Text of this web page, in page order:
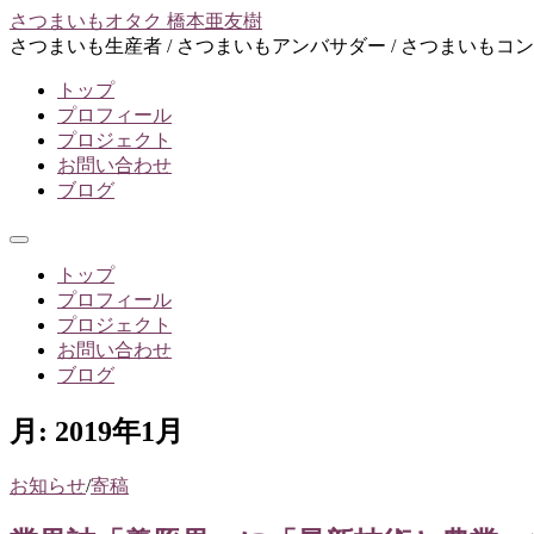
コ
ン
プ
さつまいもオタク 橋本亜友樹
さつまいも生産者 / さつまいもアンバサダー / さつまいもコ
トップ
プロフィール
プロジェクト
お問い合わせ
ブログ
メ
トップ
プロフィール
プロジェクト
お問い合わせ
ブログ
月: 2019年1月
お知らせ/寄稿